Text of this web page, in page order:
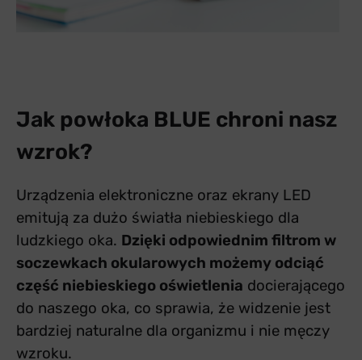
Jak powłoka BLUE chroni nasz
wzrok?
Urządzenia elektroniczne oraz ekrany LED
emitują za dużo światła niebieskiego dla
ludzkiego oka. Dzięki odpowiednim filtrom w
soczewkach okularowych możemy odciąć
część niebieskiego oświetlenia docierającego
do naszego oka, co sprawia, że widzenie jest
bardziej naturalne dla organizmu i nie męczy
wzroku.